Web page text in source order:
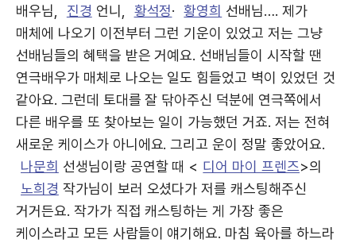
배우님,
진경 언니, 황석정· 황영희 선배님…. 제가
매체에 나오기 이전부터 그런 기운이 있었고 저는 그냥
선배님들의 혜택을 받은 거예요. 선배님들이 시작할 땐
연극배우가 매체로 나오는 일도 힘들었고 벽이 있었던 것
같아요. 그런데 토대를 잘 닦아주신 덕분에 연극쪽에서
다른 배우를 또 찾아보는 일이 가능했던 거죠. 저는 전혀
새로운 케이스가 아니에요. 그리고 운이 정말 좋았어요.
나문희 선생님이랑 공연할 때 < 디어 마이 프렌즈>의
노희경 작가님이 보러 오셨다가 저를 캐스팅해주신
거거든요. 작가가 직접 캐스팅하는 게 가장 좋은
케이스라고 모든 사람들이 얘기해요. 마침 육아를 하느라